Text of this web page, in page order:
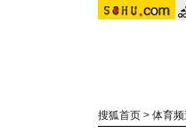
搜狐首页 > 体育频